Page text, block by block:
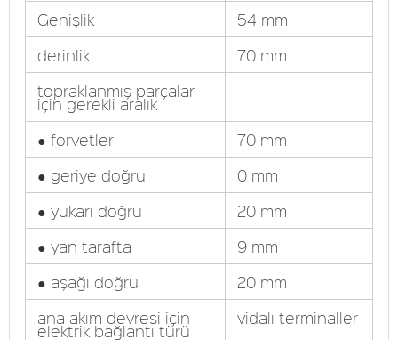
Genişlik
54 mm
derinlik
70 mm
topraklanmış parçalar
için gerekli aralık
● forvetler
70 mm
● geriye doğru
0 mm
● yukarı doğru
20 mm
● yan tarafta
9 mm
● aşağı doğru
20 mm
ana akım devresi için
elektrik bağlantı türü
vidalı terminaller